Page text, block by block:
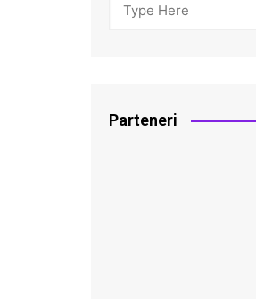
Parteneri